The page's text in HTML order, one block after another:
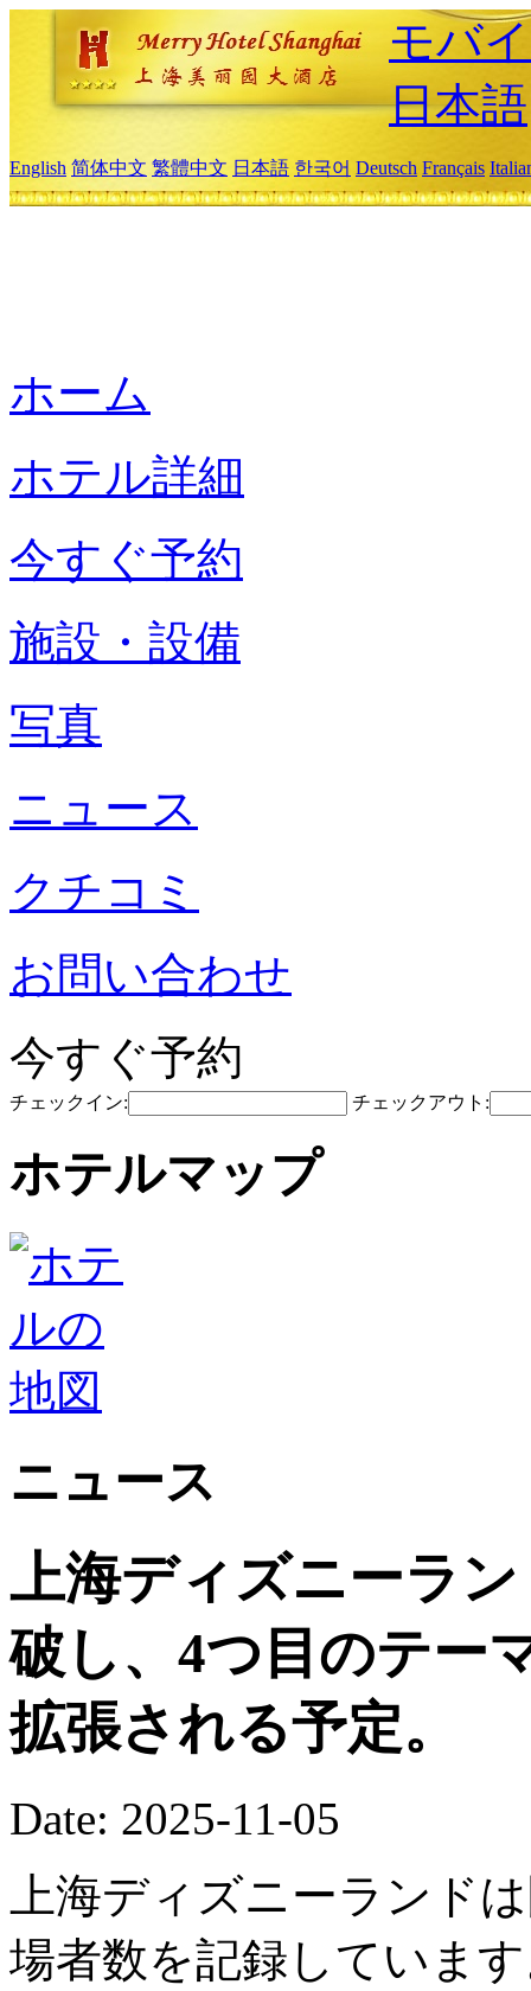
モバ
日本語
English 简体中文 繁體中文 日本語 한국어 Deutsch Français
ホーム
ホテル詳細
今すぐ予約
施設・設備
写真
ニュース
クチコミ
お問い合わせ
今すぐ予約
チェックイン: チェックアウト:
ホテルマップ
ニュース
上海ディズニーラ
破し、4つ目のテー
拡張される予定。
Date: 2025-11-05
上海ディズニーランド
場者数を記録していま